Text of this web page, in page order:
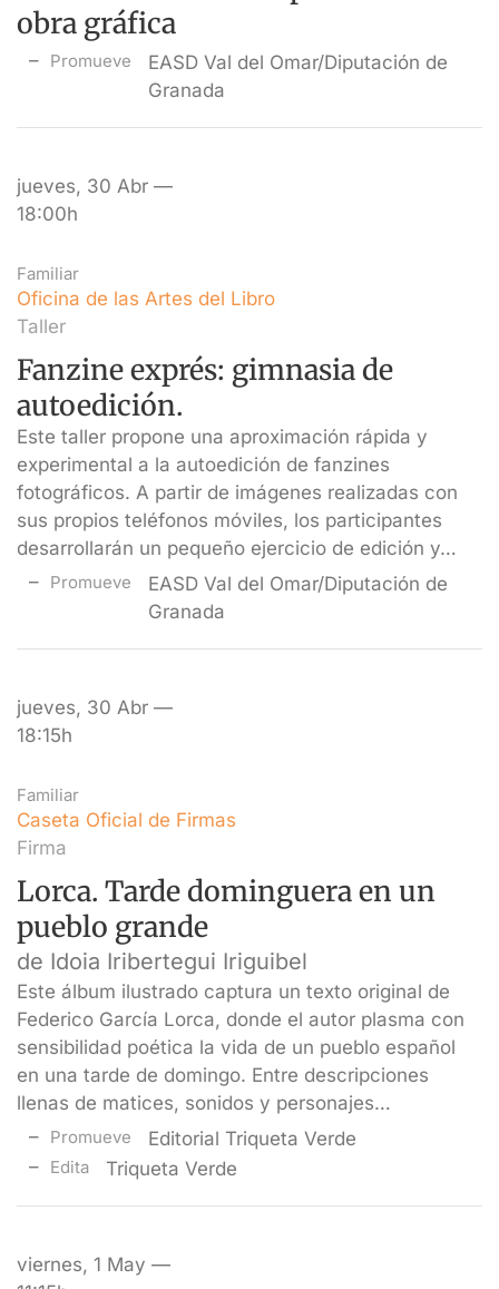
obra gráfica
Promueve
EASD Val del Omar/Diputación de
Granada
jueves, 30 Abr —
18:00h
Familiar
Oficina de las Artes del Libro
Taller
Fanzine exprés: gimnasia de
autoedición.
Este taller propone una aproximación rápida y
experimental a la autoedición de fanzines
fotográficos. A partir de imágenes realizadas con
sus propios teléfonos móviles, los participantes
desarrollarán un pequeño ejercicio de edición y…
Promueve
EASD Val del Omar/Diputación de
Granada
jueves, 30 Abr —
18:15h
Familiar
Caseta Oficial de Firmas
Firma
Lorca. Tarde dominguera en un
pueblo grande
de Idoia Iribertegui Iriguibel
Este álbum ilustrado captura un texto original de
Federico García Lorca, donde el autor plasma con
sensibilidad poética la vida de un pueblo español
en una tarde de domingo. Entre descripciones
llenas de matices, sonidos y personajes…
Promueve Editorial Triqueta Verde
Edita Triqueta Verde
viernes, 1 May —